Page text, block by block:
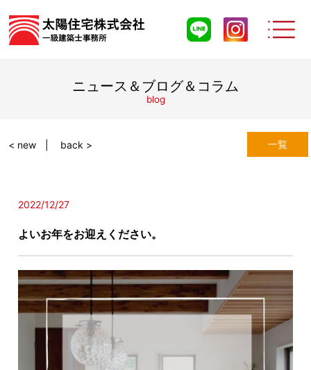
ニュース＆ブログ＆コラム
blog
一覧
< new back >
2022/12/27
よいお年をお迎えください。